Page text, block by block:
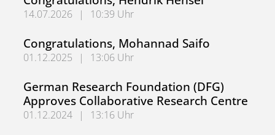
14.07.2026 |
10:39 Uhr
Congratulations, Mohannad Saifo
01.12.2025 |
13:06 Uhr
German Research Foundation (DFG)
Approves Collaborative Research Centre
01.12.2024 |
13:16 Uhr